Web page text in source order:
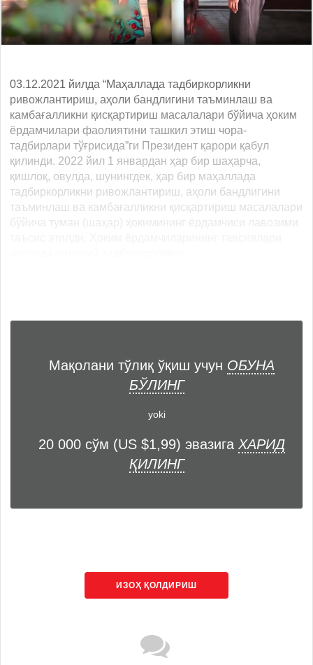
03.12.2021 йилда “Маҳаллада тадбиркорликни
ривожлантириш, аҳоли бандлигини таъминлаш ва
камбағалликни қисқартириш масалалари бўйича ҳоким
ёрдамчилари фаолиятини ташкил этиш чора-
тадбирлари тўғрисида”ги Президент қарори қабул
қилинди. 2022 йил 1 январдан ҳар бир шаҳарча,
қишлоқ, овулда, шунингдек, ҳар бир маҳаллада
тадбиркорликни ривожлантириш, аҳоли бандлигини
таъминлаш ва камбағалликни қисқартириш масалалари
Мақолани тўлиқ ўқиш учун ОБУНА
БЎЛИНГ
yoki
20 000 сўм (US $1,99) эвазига ХАРИД
ҚИЛИНГ
ИЗОҲ ҚОЛДИРИШ